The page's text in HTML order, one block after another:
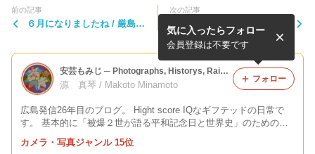
前の記事
６月になりましたね / 厳島神
次の記事
広電 5000形 GREENMOVER
/ 最後の現役車 5008号と501
1号
安芸もみじ ─ Photographs, Historys, Railways,-JAPAN┃広島
源 真琴 / Makoto Minamoto
広島発信26年目のブログ。 Hight score IQなギフテッドの日常で
す。 基本的に「被爆２世が語る平和記念日と世界史」のためのブ
ログですが、それでは年に数日の更新に陥ってしまうので。 日頃
は鉄道や日記で雑談を綴っている感じです。 －－安芸もみじ⛩️広
気に入ったらフォロー
会員登録は不要です
フォロー
カメラ・写真ジャンル 15位